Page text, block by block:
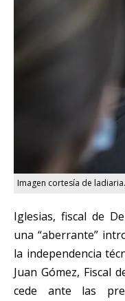
Imagen cortesía de
Iglesias, fiscal de
una “aberrante”
la independencia
Juan Gómez, Fiscal
cede ante las